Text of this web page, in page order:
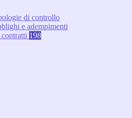
di controllo
e adempimenti
198